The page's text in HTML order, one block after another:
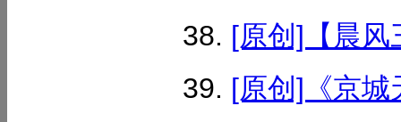
[原创]【晨风
[原创]《京城